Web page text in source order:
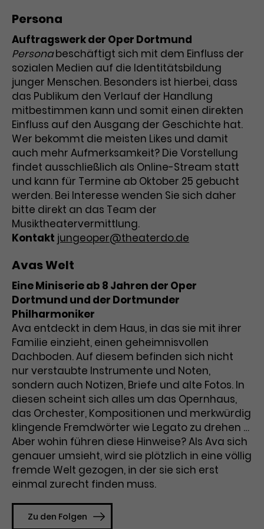
Name cookie_optin
Anbieter TYPO3
Laufzeit 1 Monat
Zweck
Enthält die gewählten Tracking-
Optin-Einstellungen.
Laufzeit
Zweck
Dieses Cookie wird von Google
Analytics installiert. Das Cookie
wird verwendet, um
Besucher*innen-, Sitzungs- und
Kampagnendaten zu berechnen
und die Nutzung der Website für
den Analysebericht der Website zu
verfolgen. Die Cookies speichern
Informationen anonym und weisen
eine zufallsgenerierte Nummer zu,
um Besuche zu erkennen.
Name _gid
Anbieter
Laufzeit 1 Tag
Zweck
Dieses Cookie wird von Google
Analytics installiert. Das Cookie
wird verwendet, um Informationen
darüber zu speichern, wie
Besucher*innen eine Website
nutzen, und hilft bei der Erstellung
eines Analyseberichts über die
Performance der Website. Die
erhobenen Daten umfassen in
anonymisierter Form die Anzahl
der Besuche, die Quelle, aus der sie
stammen, und die besuchten
Seiten.
Name _gat_UA-63561367-1
ermöglichen die Leistung unserer
Werbekampagnen zu analysieren und
Conversions zu messen. Außerdem helfen sie
uns dabei Werbeanzeigen und Inhalte besser auf
die Interessen unserer Nutzer abzustimmen.
Name
_gcl_au
Anbieter Google Ads
Laufzeit 3 Monate
Zweck
Wird von Google verwendet, um
die Effizienz von Werbeanzeigen zu
messen und Conversions zu
speichern. Dieses Cookie hilft dabei
nachzuvollziehen, ob Nutzer über
Google-Anzeigen auf unsere
Name _gcl_aw
Anbieter Google Ads
Laufzeit 3 Monate
Zweck
Dieses Cookie speichert
Informationen zu Werbeklicks und
dient der Zuordnung von
Conversions zu Google Ads-
Kampagnen.
Anbieter Google / DoubleClick
Cookie-Informationen
Persona
Auftragswerk der Oper Dortmund
Personabeschäftigt sich mit dem Einfluss der
sozialen Medien auf die Identitätsbildung
junger Menschen. Besonders ist hierbei, dass
das Publikum den Verlauf der Handlung
mitbestimmen kann und somit einen direkten
Einfluss auf den Ausgang der Geschichte hat.
Wer bekommt die meisten Likes und damit
auch mehr Aufmerksamkeit? Die Vorstellung
findet ausschließlich als Online-Stream statt
und kann für Termine ab Oktober 25 gebucht
werden. Bei Interesse wenden Sie sich daher
bitte direkt an das Team der
Musiktheatervermittlung.
Kontakt jungeoper@theaterdo.de
Avas Welt
Eine Miniserie ab 8 Jahren der Oper
Dortmund und der Dortmunder
Philharmoniker
Ava entdeckt in dem Haus, in das sie mit ihrer
Familie einzieht, einen geheimnisvollen
Dachboden. Auf diesem befinden sich nicht
nur verstaubte Instrumente und Noten,
sondern auch Notizen, Briefe und alte Fotos. In
diesen scheint sich alles um das Opernhaus,
das Orchester, Kompositionen und merkwürdig
klingende Fremdwörter wie Legato zu drehen …
Aber wohin führen diese Hinweise? Als Ava sich
genauer umsieht, wird sie plötzlich in eine völlig
fremde Welt gezogen, in der sie sich erst
einmal zurecht finden muss.
Zu den Folgen